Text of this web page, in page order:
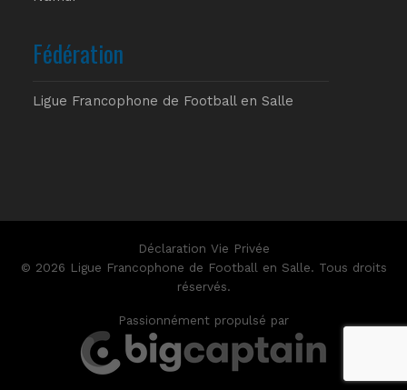
Fédération
Ligue Francophone de Football en Salle
Déclaration Vie Privée
© 2026 Ligue Francophone de Football en Salle. Tous droits
réservés.
Passionnément propulsé par